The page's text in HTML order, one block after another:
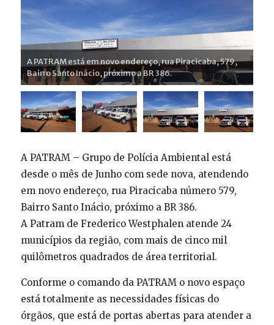
A PATRAM está em novo endereço, rua Piracicaba, 579,
Bairro Santo Inácio, próximo a BR 386.
A PATRAM – Grupo de Polícia Ambiental está
desde o mês de Junho com sede nova, atendendo
em novo endereço, rua Piracicaba número 579,
Bairro Santo Inácio, próximo a BR 386.
A Patram de Frederico Westphalen atende 24
municípios da região, com mais de cinco mil
quilômetros quadrados de área territorial.
Conforme o comando da PATRAM o novo espaço
está totalmente as necessidades físicas do
órgãos, que está de portas abertas para atender a